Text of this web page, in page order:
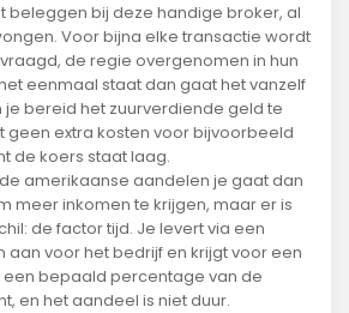
beleggen bij deze handige broker, al
Voor bijna elke transactie wordt
de regie overgenomen in hun
eenmaal staat dan gaat het vanzelf
je bereid het zuurverdiende geld te
geen extra kosten voor bijvoorbeeld
de koers staat laag.
amerikaanse aandelen je gaat dan
meer inkomen te krijgen, maar er is
de factor tijd. Je levert via een
aan voor het bedrijf en krijgt voor een
een bepaald percentage van de
en het aandeel is niet duur.